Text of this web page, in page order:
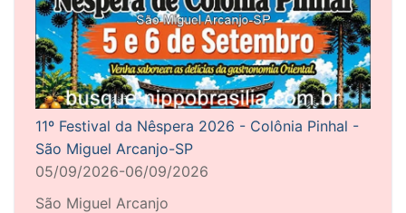
11º Festival da Nêspera 2026 - Colônia Pinhal -
São Miguel Arcanjo-SP
05/09/2026-06/09/2026
São Miguel Arcanjo